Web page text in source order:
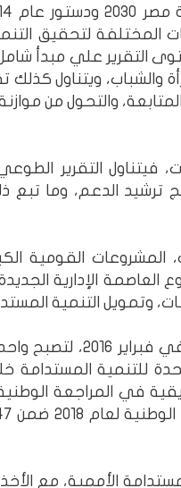
المختلفة لتحقيق
التقرير علي مبدأ
والتحول من موازنة
التقرير
ترشيد الدعم، وما
المشروعات القومية
الإدارية
وتمويل التنمية
وكانت مصر قد قامت باطلاق
للتنمية المستدامة
سبتمبر 2015، وقد شاركت مصرضمن 22 دولة، و6
الأممية، مع الأخذ